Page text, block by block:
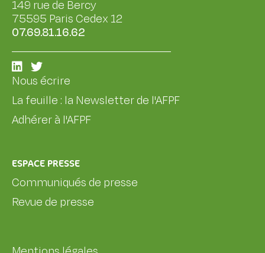
149 rue de Bercy
75595 Paris Cedex 12
07.69.81.16.62
Nous écrire
La feuille : la Newsletter de l'AFPF
Adhérer à l'AFPF
ESPACE PRESSE
Communiqués de presse
Revue de presse